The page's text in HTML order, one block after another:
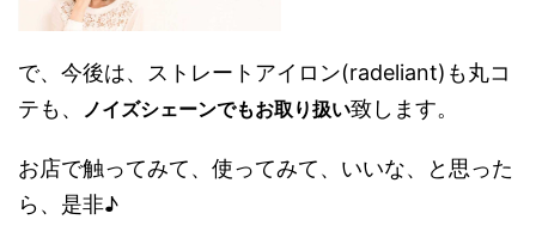
で、今後は、ストレートアイロン(radeliant)も丸コ
テも、
ノイズシェーンでもお取り扱い致します。
お店で触ってみて、使ってみて、いいな、と思った
ら、是非♪